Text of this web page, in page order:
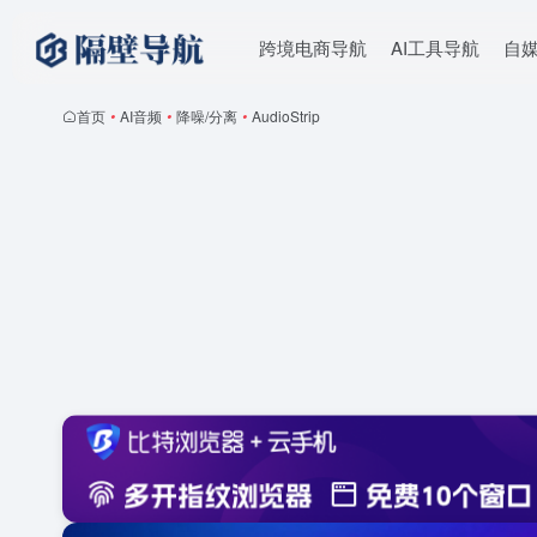
跨境电商导航 AI工具导航 自
首页 • AI音频 • 降噪/分离 • AudioStrip